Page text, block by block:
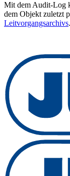
Mit dem Audit-Log
dem Objekt zuletzt
Leitvorgangsarchivs.